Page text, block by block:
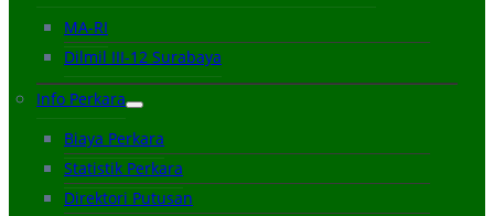
MA-RI
Dilmil III-12 Surabaya
Info Perkara
Biaya Perkara
Statistik Perkara
Direktori Putusan